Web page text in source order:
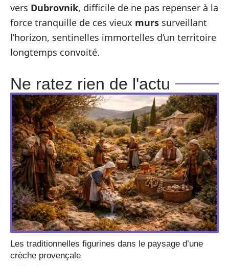
vers Dubrovnik, difficile de ne pas repenser à la
force tranquille de ces vieux murs surveillant
l’horizon, sentinelles immortelles d’un territoire
longtemps convoité.
Ne ratez rien de l'actu
Les traditionnelles figurines dans le paysage d’une
crèche provençale